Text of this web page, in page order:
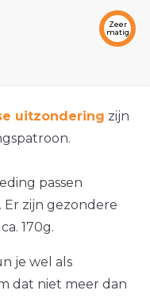
Zeer
matig
uitzondering zijn
passen
zijn gezondere
170g.
je wel als
dat niet meer dan